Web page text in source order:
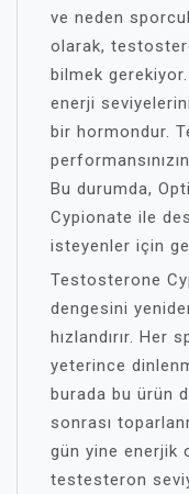
ve neden
olarak,
bilmek
enerji seviyelerini
bir hormondur.
Bu durumda,
Cypionate ile
isteyenler için
Testosterone
dengesini
hızlandırır. Her
yeterince
burada bu ürün
sonrası
gün yine enerjik
testesteron